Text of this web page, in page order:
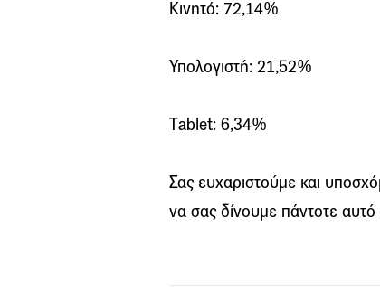
Κινητό: 72,14%
Υπολογιστή: 21,52%
Τablet: 6,34%
Σας ευχαριστούμε και
να σας δίνουμε πάντοτε αυτό